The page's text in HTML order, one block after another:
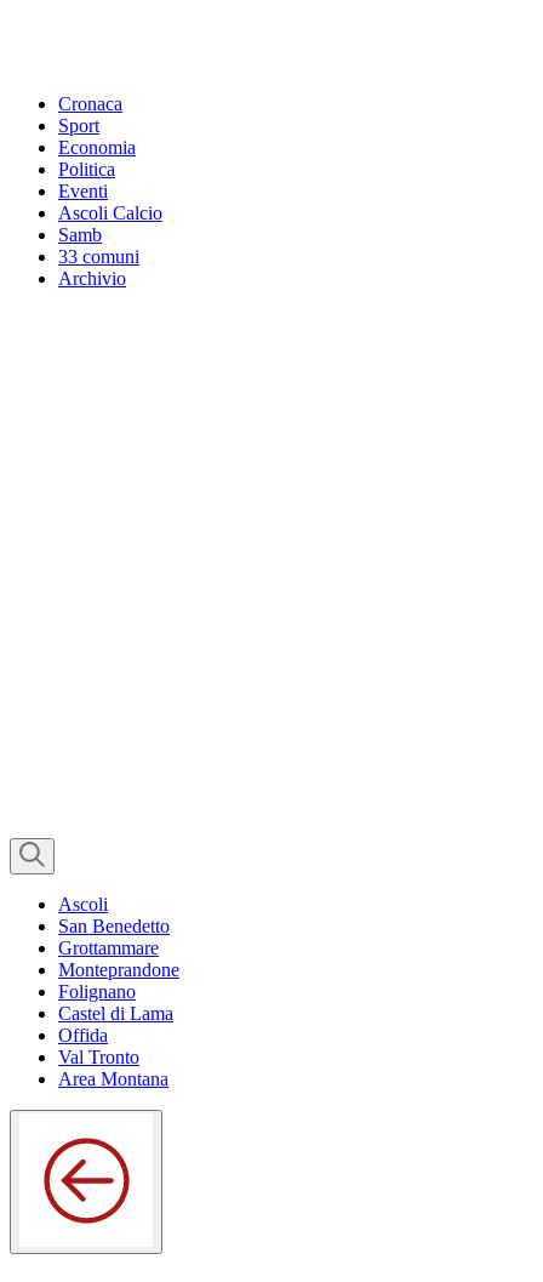
Cronaca
Sport
Economia
Politica
Eventi
Ascoli Calcio
Samb
33 comuni
Archivio
Ascoli
San Benedetto
Grottammare
Monteprandone
Folignano
Castel di Lama
Offida
Val Tronto
Area Montana